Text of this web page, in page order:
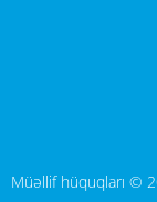
Müəllif hüquqları ©